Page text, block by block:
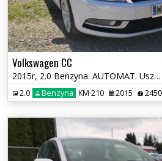
Volkswagen CC
2015r, 2.0 Benzyna. AUTOMAT. Uszkodzony lewy przód. Pali.
2.0 Benzyna KM 210 2015